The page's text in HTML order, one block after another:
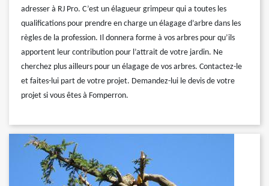
adresser à RJ Pro. C’est un élagueur grimpeur qui a toutes les
qualifications pour prendre en charge un élagage d’arbre dans les
règles de la profession. Il donnera forme à vos arbres pour qu’ils
apportent leur contribution pour l’attrait de votre jardin. Ne
cherchez plus ailleurs pour un élagage de vos arbres. Contactez-le
et faites-lui part de votre projet. Demandez-lui le devis de votre
projet si vous êtes à Fomperron.